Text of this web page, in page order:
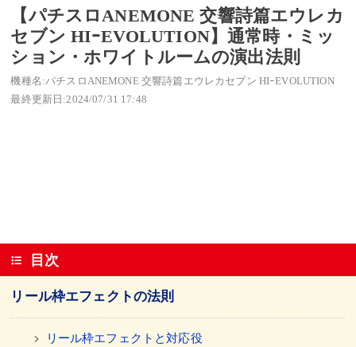
【パチスロANEMONE 交響詩篇エウレカ
セブン HIｰEVOLUTION】通常時・ミッ
ション・ホワイトルームの演出法則
機種名:パチスロANEMONE 交響詩篇エウレカセブン HIｰEVOLUTION
最終更新日:2024/07/31 17:48
目次
リール枠エフェクトの法則
リール枠エフェクトと対応役